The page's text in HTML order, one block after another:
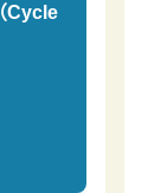
Cycle